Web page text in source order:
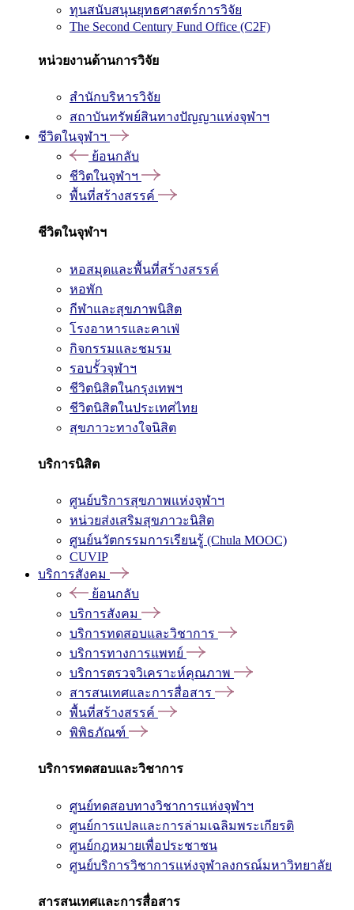
ทุนสนับสนุนยุทธศาสตร์การวิจัย
The Second Century Fund Office (C2F)
หน่วยงานด้านการวิจัย
สำนักบริหารวิจัย
สถาบันทรัพย์สินทางปัญญาแห่งจุฬาฯ
ชีวิตในจุฬาฯ
ย้อนกลับ
ชีวิตในจุฬาฯ
พื้นที่สร้างสรรค์
ชีวิตในจุฬาฯ
หอสมุดและพื้นที่สร้างสรรค์
หอพัก
กีฬาและสุขภาพนิสิต
โรงอาหารและคาเฟ่
กิจกรรมและชมรม
รอบรั้วจุฬาฯ
ชีวิตนิสิตในกรุงเทพฯ
ชีวิตนิสิตในประเทศไทย
สุขภาวะทางใจนิสิต
บริการนิสิต
ศูนย์บริการสุขภาพแห่งจุฬาฯ
หน่วยส่งเสริมสุขภาวะนิสิต
ศูนย์นวัตกรรมการเรียนรู้ (Chula MOOC)
CUVIP
บริการสังคม
ย้อนกลับ
บริการสังคม
บริการทดสอบและวิชาการ
บริการทางการแพทย์
บริการตรวจวิเคราะห์คุณภาพ
สารสนเทศและการสื่อสาร
พื้นที่สร้างสรรค์
พิพิธภัณฑ์
บริการทดสอบและวิชาการ
ศูนย์ทดสอบทางวิชาการแห่งจุฬาฯ
ศูนย์การแปลและการล่ามเฉลิมพระเกียรติ
ศูนย์กฎหมายเพื่อประชาชน
ศูนย์บริการวิชาการแห่งจุฬาลงกรณ์มหาวิทยาลัย
สารสนเทศและการสื่อสาร